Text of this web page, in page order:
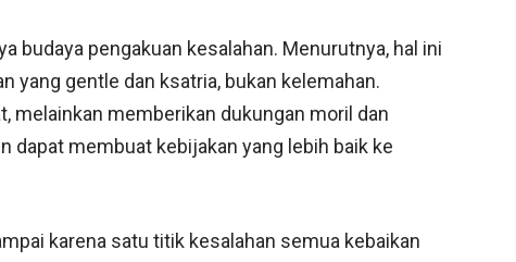
budaya pengakuan kesalahan. Menurutnya, hal ini
yang gentle dan ksatria, bukan kelemahan.
melainkan memberikan dukungan moril dan
dapat membuat kebijakan yang lebih baik ke
karena satu titik kesalahan semua kebaikan